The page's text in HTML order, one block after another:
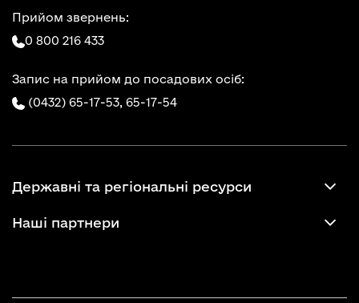
Прийом звернень:
0 800 216 433
Запис на прийом до посадових осіб:
(0432) 65-17-53, 65-17-54
Державні та регіональні ресурси
Наші партнери